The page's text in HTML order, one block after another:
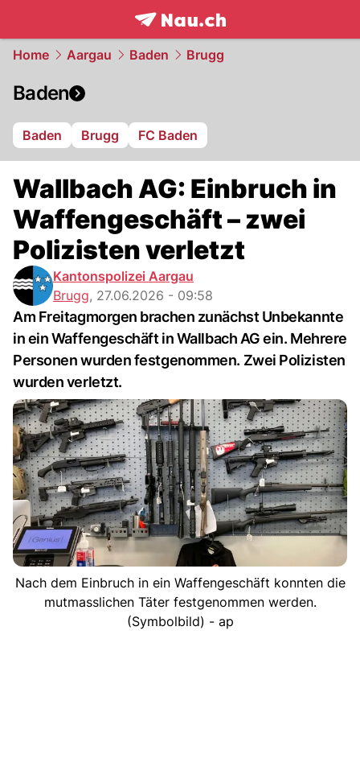
frontpage.NAU.ch
Home Aargau Baden Brugg
Baden
Baden Brugg FC Baden
Wallbach AG: Einbruch in
Waffengeschäft – zwei
Polizisten verletzt
Kantonspolizei Aargau
Brugg, 27.06.2026 - 09:58
Am Freitagmorgen brachen zunächst Unbekannte
in ein Waffengeschäft in Wallbach AG ein. Mehrere
Personen wurden festgenommen. Zwei Polizisten
wurden verletzt.
Nach dem Einbruch in ein Waffengeschäft konnten die
mutmasslichen Täter festgenommen werden.
(Symbolbild) - ap